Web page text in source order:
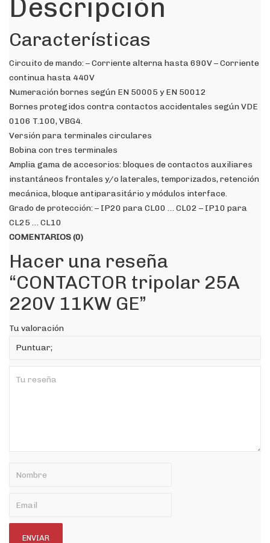
Descripción
Características
Circuito de mando: – Corriente alterna hasta 690V – Corriente
continua hasta 440V
Numeración bornes según EN 50005 y EN 50012
Bornes protegidos contra contactos accidentales según VDE
0106 T.100, VBG4.
Versión para terminales circulares
Bobina con tres terminales
Amplia gama de accesorios: bloques de contactos auxiliares
instantáneos frontales y/o laterales, temporizados, retención
mecánica, bloque antiparasitário y módulos interface.
Grado de protección: – IP20 para CL00 … CL02 – IP10 para
CL25 … CL10
COMENTARIOS (0)
Hacer una reseña
“CONTACTOR tripolar 25A
220V 11KW GE”
Tu valoración